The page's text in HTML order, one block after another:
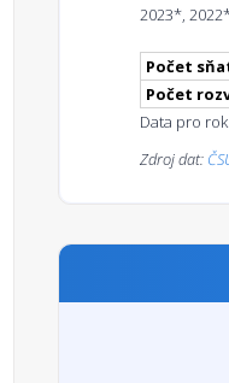
2023*,
Počet
Počet
Data pro
Zdroj dat: